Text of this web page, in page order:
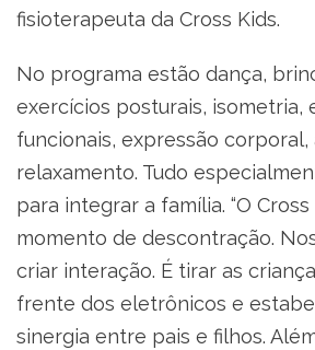
fisioterapeuta da Cross Kids.
No programa estão dança,
exercícios posturais, isometria,
funcionais, expressão
relaxamento. Tudo
para integrar a família. “O
momento de descontração.
criar interação. É tirar as
frente dos eletrônicos e
sinergia entre pais e filhos.